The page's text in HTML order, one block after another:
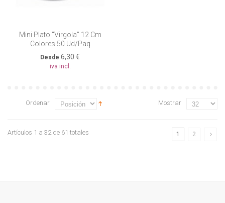
Mini Plato "virgola" 12 Cm
Colores 50 Ud/paq
Desde 6,30 €
iva incl.
Ordenar Mostrar
Artículos 1 a 32 de 61 totales 1 2